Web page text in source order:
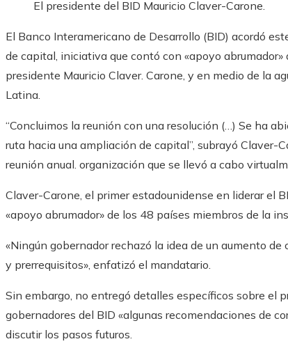
El presidente del BID Mauricio Claver-Carone.
El Banco Interamericano de Desarrollo (BID) acordó
de capital, iniciativa que contó con «apoyo
presidente Mauricio Claver. Carone, y en medio de la
Latina.
“Concluimos la reunión con una resolución (…) Se ha
ruta hacia una ampliación de capital”, subrayó Claver-
reunión anual. organización que se llevó a cabo
Claver-Carone, el primer estadounidense en liderar el
«apoyo abrumador» de los 48 países miembros de la
«Ningún gobernador rechazó la idea de un aumento
y prerrequisitos», enfatizó el mandatario.
Sin embargo, no entregó detalles específicos sobre el
gobernadores del BID «algunas recomendaciones de
discutir los pasos futuros.